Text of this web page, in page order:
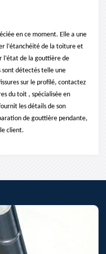
en ce moment. Elle a une
l’étanchéité de la toiture et
l’état de la gouttière de
sont détectés telle une
sur le profilé, contactez
du toit , spécialisée en
les détails de son
de gouttière pendante,
client.